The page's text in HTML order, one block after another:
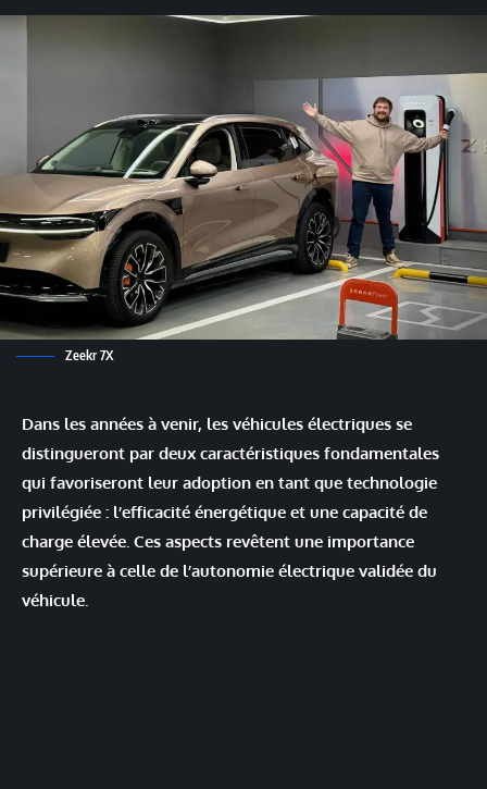
Zeekr 7X
Dans les années à venir, les véhicules électriques se
distingueront par deux caractéristiques fondamentales
qui favoriseront leur adoption en tant que technologie
privilégiée : l’efficacité énergétique et une capacité de
charge élevée. Ces aspects revêtent une importance
supérieure à celle de l’autonomie électrique validée du
véhicule.